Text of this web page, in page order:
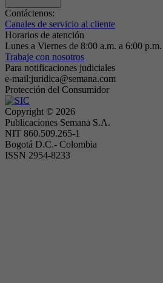
Contáctenos:
Canales de servicio al cliente
Horarios de atención
Lunes a Viernes de 8:00 a.m. a 6:00 p.m.
Trabaje con nosotros
Para notificaciones judiciales
e-mail:juridica@semana.com
Protección del Consumidor
Copyright © 2026
Publicaciones Semana S.A.
NIT 860.509.265-1
Bogotá D.C.- Colombia
ISSN 2954-8233